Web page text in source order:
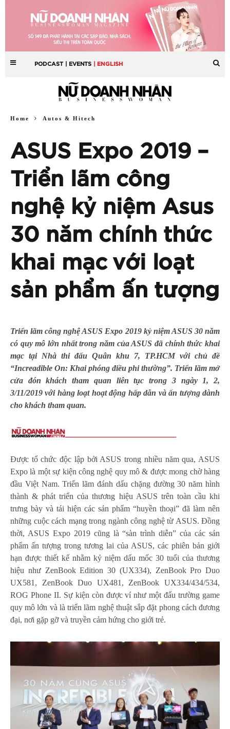
PODCAST | EVENTS | ENGLISH
Home Autos & Hitech
ASUS Expo 2019 –
Triển lãm công
nghệ kỷ niệm Asus
30 năm chính thức
khai mạc với loạt
sản phẩm ấn tượng
Triển lãm công nghệ ASUS Expo 2019 kỷ niệm ASUS 30 năm
có quy mô lớn nhất trong năm của ASUS đã chính thức khai
mạc tại Nhà thi đấu Quân khu 7, TP.HCM với chủ đề
“Increadible On: Khai phóng điều phi thường”. Triển lãm mở
cửa đón khách tham quan liên tục trong 3 ngày 1, 2,
3/11/2019 với hàng loạt hoạt động hấp dẫn và ấn tượng dành
cho khách tham quan.
Được tổ chức độc lập bởi ASUS trong nhiều năm qua, ASUS
Expo là một sự kiện công nghệ quy mô & được mong chờ hàng
đầu Việt Nam. Triển lãm đánh dấu chặng đường 30 năm hình
thành & phát triển của thương hiệu ASUS trên toàn cầu khi
trưng bày và tái hiện các sản phẩm “huyền thoại” đã làm nên
những cuộc cách mạng trong ngành công nghệ từ ASUS. Đồng
thời, ASUS Expo 2019 cũng là “sàn trình diễn” của các sản
phẩm ấn tượng trong tương lai của ASUS, các phiên bản giới
hạn được thiết kế nhằm kỷ niệm dấu mốc 30 tuổi của thương
hiệu như ZenBook Edition 30 (UX334), ZenBook Pro Duo
UX581, ZenBook Duo UX481, ZenBook UX334/434/534,
ROG Phone II. Sự kiện còn được ví như một đấu trường game
quy mô lớn và là triển lãm nghệ thuật sắp đặt phong cách đương
đại, nơi gặp gỡ và truyền cảm hứng cho giới trẻ.